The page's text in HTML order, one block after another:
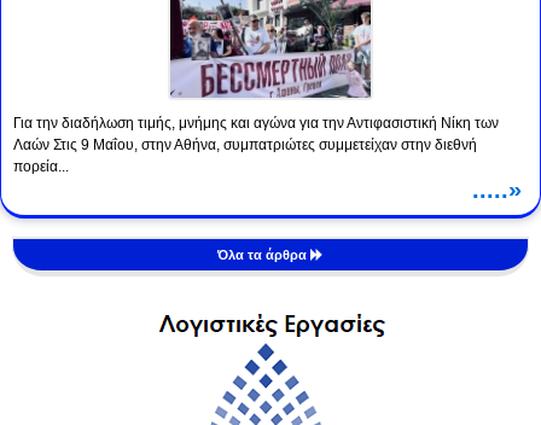
Για την διαδήλωση τιμής, μνήμης και αγώνα για την Αντιφασιστική Νίκη των
Λαών Στις 9 Μαΐου, στην Αθήνα, συμπατριώτες συμμετείχαν στην διεθνή
πορεία...
.....»
Όλα τα άρθρα